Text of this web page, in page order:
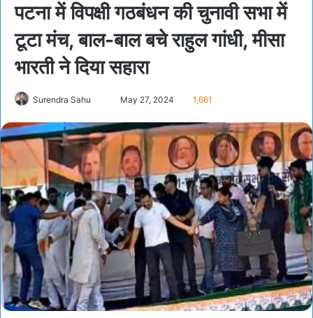
पटना में विपक्षी गठबंधन की चुनावी सभा में
टूटा मंच, बाल-बाल बचे राहुल गांधी, मीसा
भारती ने दिया सहारा
Surendra Sahu
email
May 27, 2024 1,661